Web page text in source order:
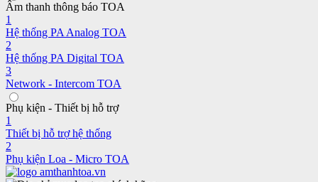
Âm thanh thông báo TOA
1
Hệ thống PA Analog TOA
2
Hệ thống PA Digital TOA
3
Network - Intercom TOA
Phụ kiện - Thiết bị hỗ trợ
1
Thiết bị hỗ trợ hệ thống
2
Phụ kiện Loa - Micro TOA